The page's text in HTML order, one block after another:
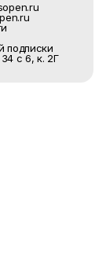
подписки
с 6, к. 2Г